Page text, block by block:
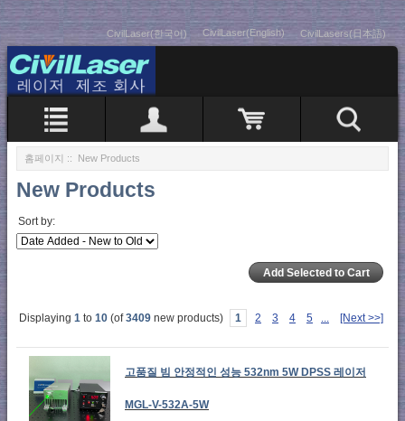
CivilLaser(한국어) CivilLaser(English) CivilLasers(日本語)
홈페이지 :: New Products
New Products
Sort by:
Displaying 1 to 10 (of3409 new products) 1 2 3 4 5 ... [Next >>]
고품질 빔 안정적인 성능 532nm 5W DPSS 레이저
MGL-V-532A-5W